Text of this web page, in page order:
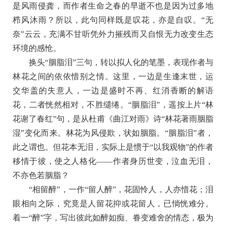
是风雨侵龚，而作者生命之春的早逝不也是因为过多地
栉风沐雨？所以，此句同样既是叹花，亦是自叹。“无
奈”云云，充满不甘听凭外力摧残而又自恨无力改变生态
环境的感怆。
换头“胭脂泪”三句，转以拟人化的笔墨，表现作者与
林花之间的依依惜别之情。这里，一边是生逢末世，运
交华盖的失意人，一边是盛时不再、红消香断的解语
花，二者恍然相对，不胜缱绻。“胭脂泪”，遥按上片“林
花谢了春红”句，是从杜甫《曲江对雨》诗“林花著雨胭脂
湿”变化而来。林花为风侵欺，状如胭脂。“胭脂泪”者，
此之谓也。但花本无泪，实际上是惯于“以我观物”的作者
移情于彼，使之人格化——作者身历世变，泣血无泪，
不亦色若胭脂？
“相留醉”，一作“留人醉”，花固怜人，人亦惜花；泪
眼相向之际，究竟是人留花抑或花留人，已惝恍难分。
着一“醉”字，写出彼此如醉如痴、眷变难舍的情态，极为